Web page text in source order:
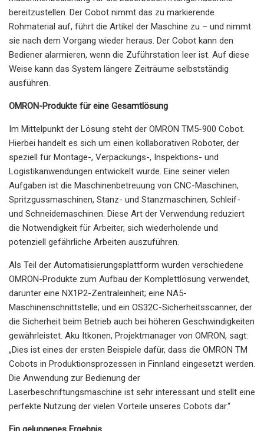
bereitzustellen. Der Cobot nimmt das zu markierende
Rohmaterial auf, führt die Artikel der Maschine zu – und nimmt
sie nach dem Vorgang wieder heraus. Der Cobot kann den
Bediener alarmieren, wenn die Zuführstation leer ist. Auf diese
Weise kann das System längere Zeiträume selbstständig
ausführen.
OMRON-Produkte für eine Gesamtlösung
Im Mittelpunkt der Lösung steht der OMRON TM5-900 Cobot.
Hierbei handelt es sich um einen kollaborativen Roboter, der
speziell für Montage-, Verpackungs-, Inspektions- und
Logistikanwendungen entwickelt wurde. Eine seiner vielen
Aufgaben ist die Maschinenbetreuung von CNC-Maschinen,
Spritzgussmaschinen, Stanz- und Stanzmaschinen, Schleif-
und Schneidemaschinen. Diese Art der Verwendung reduziert
die Notwendigkeit für Arbeiter, sich wiederholende und
potenziell gefährliche Arbeiten auszuführen.
Als Teil der Automatisierungsplattform wurden verschiedene
OMRON-Produkte zum Aufbau der Komplettlösung verwendet,
darunter eine NX1P2-Zentraleinheit; eine NA5-
Maschinenschnittstelle; und ein OS32C-Sicherheitsscanner, der
die Sicherheit beim Betrieb auch bei höheren Geschwindigkeiten
gewährleistet. Aku Itkonen, Projektmanager von OMRON, sagt:
„Dies ist eines der ersten Beispiele dafür, dass die OMRON TM
Cobots in Produktionsprozessen in Finnland eingesetzt werden.
Die Anwendung zur Bedienung der
Laserbeschriftungsmaschine ist sehr interessant und stellt eine
perfekte Nutzung der vielen Vorteile unseres Cobots dar.“